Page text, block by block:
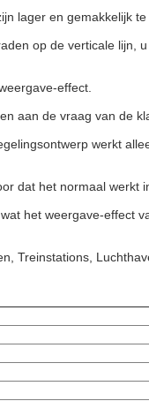
lager en gemakkelijk te
op de verticale lijn,
effect.
aan de vraag van de
werkt
dat het normaal werkt
het weergave-effect
Treinstations,